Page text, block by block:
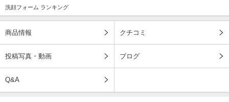
洗顔フォーム ランキング
商品情報 クチコミ
投稿写真・動画 ブログ
Q&A